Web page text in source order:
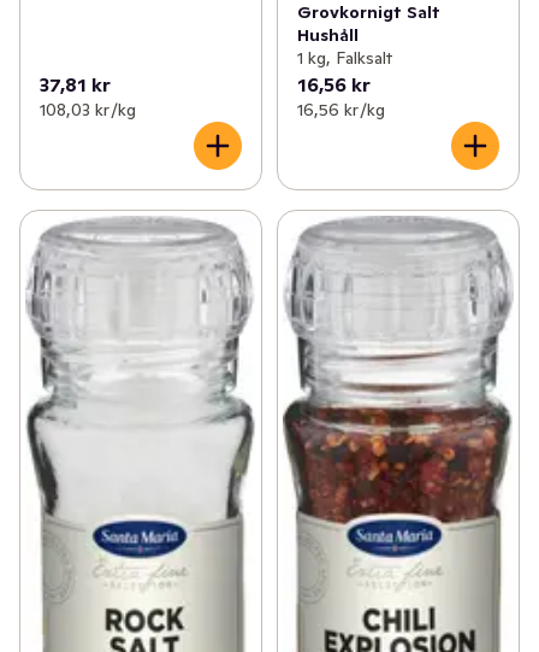
37,81 kr
108,03 kr /kg
Grovkornigt Salt
Hushåll
1 kg, Falksalt
16,56 kr
16,56 kr /kg